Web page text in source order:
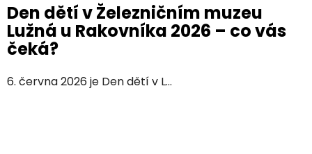
Den dětí v Železničním muzeu
Lužná u Rakovníka 2026 – co vás
čeká?
6. června 2026 je Den dětí v L...